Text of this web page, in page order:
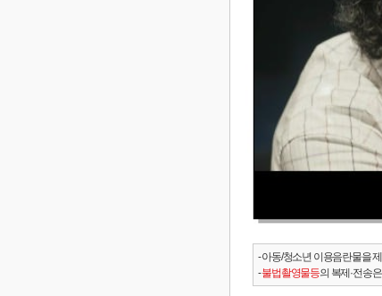
- 아동/청소년 이용음란물을
-불법촬영물등의 복제·전송은